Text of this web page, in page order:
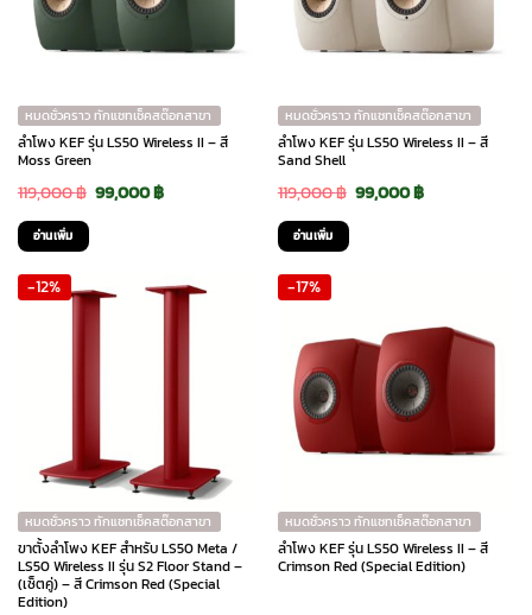
หมดชั่วคราว ทักแชทเช็คสต๊อกสาขา
ลำโพง KEF รุ่น LS50 Wireless II – สี
Moss Green
119,000฿ Original
119,000 ฿.
99,000฿Current
99,000 ฿.
อ่านเพิ่ม
หมดชั่วคราว ทักแชทเช็คสต๊อกสาขา
ลำโพง KEF รุ่น LS50 Wireless II – สี
Sand Shell
119,000฿ Original
99,000฿Current
อ่านเพิ่ม
-12%
หมดชั่วคราว ทักแชทเช็คสต๊อกสาขา
ขาตั้งลำโพง KEF สำหรับ LS50 Meta /
LS50 Wireless II รุ่น S2 Floor Stand –
(เซ็ตคู่) – สี Crimson Red (Special
Edition)
-17%
หมดชั่วคราว ทักแชทเช็คสต๊อกสาขา
ลำโพง KEF รุ่น LS50 Wireless II – สี
Crimson Red (Special Edition)